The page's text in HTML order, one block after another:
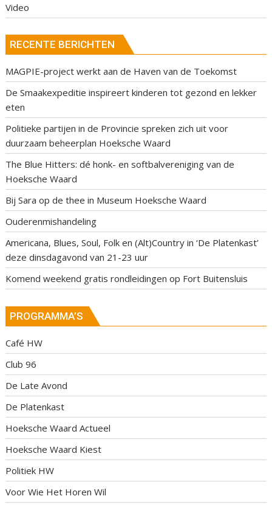
Video
RECENTE BERICHTEN
MAGPIE-project werkt aan de Haven van de Toekomst
De Smaakexpeditie inspireert kinderen tot gezond en lekker
eten
Politieke partijen in de Provincie spreken zich uit voor
duurzaam beheerplan Hoeksche Waard
The Blue Hitters: dé honk- en softbalvereniging van de
Hoeksche Waard
Bij Sara op de thee in Museum Hoeksche Waard
Ouderenmishandeling
Americana, Blues, Soul, Folk en (Alt)Country in ‘De Platenkast’
deze dinsdagavond van 21-23 uur
Komend weekend gratis rondleidingen op Fort Buitensluis
PROGRAMMA’S
Café HW
Club 96
De Late Avond
De Platenkast
Hoeksche Waard Actueel
Hoeksche Waard Kiest
Politiek HW
Voor Wie Het Horen Wil